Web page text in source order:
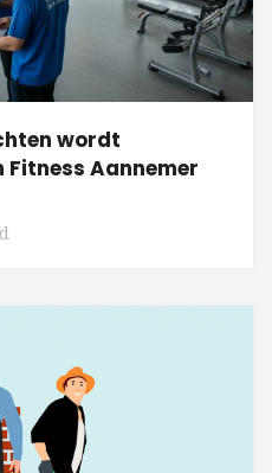
wordt
Fitness Aannemer